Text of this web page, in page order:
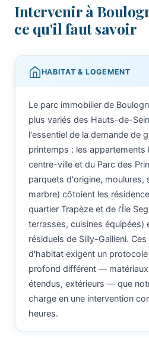
Intervenir à
ce qu'il faut savoir
HABITAT & LOGEMENT
Le parc immobilier de
plus variés des Hauts-de-
l'essentiel de la demande de
printemps : les appartements
centre-ville et du Parc des
parquets d'origine, moulures,
marbre) côtoient les
quartier Trapèze et de l'Île
terrasses, cuisines équipées)
résiduels de Silly-Gallieni.
d'habitat exigent un
profond différent —
étendus, extérieurs — que
charge en une intervention
heures.